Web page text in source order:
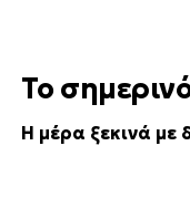
Το
Η μέρα ξεκινά με